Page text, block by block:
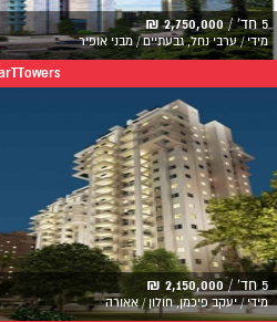
5 חד' / 2,750,000 ₪
מידי / ערבי נחל, גבעתיים / מבני אופיר
5 חד' / 2,150,000 ₪
מידי / יעקב פיכמן, חולון / אאורה